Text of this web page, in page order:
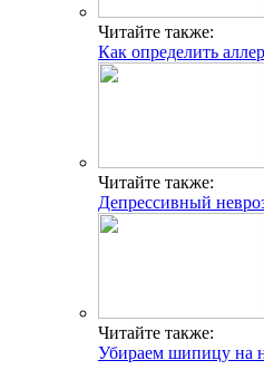
Читайте также:
Как определить
Читайте также:
Депрессивный
Читайте также:
Убираем шипицу на